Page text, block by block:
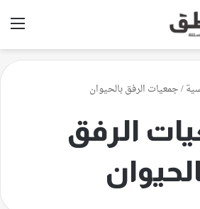
/جمعيات الرفق بالحيوان
الرفق